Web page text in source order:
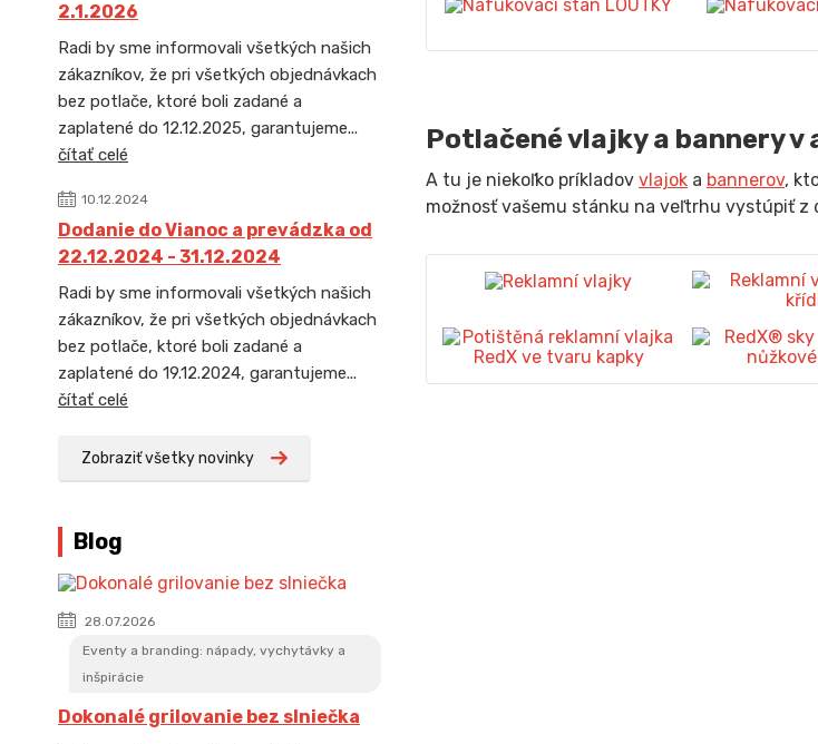
2.1.2026
Radi by sme informovali všetkých našich
zákazníkov, že pri všetkých objednávkach
bez potlače, ktoré boli zadané a
zaplatené do 12.12.2025, garantujeme...
čítať celé
10.12.2024
Dodanie do Vianoc a prevádzka od
22.12.2024 - 31.12.2024
Radi by sme informovali všetkých našich
zákazníkov, že pri všetkých objednávkach
bez potlače, ktoré boli zadané a
zaplatené do 19.12.2024, garantujeme...
čítať celé
Zobraziť všetky novinky
Blog
28.07.2026
Eventy a branding: nápady, vychytávky a
inšpirácie
Dokonalé grilovanie bez slniečka
Potlačené vlajky a bannery v
A tu je niekoľko príkladov vlajoka bannerov,
možnosť vašemu stánku na veľtrhu vystúpiť z